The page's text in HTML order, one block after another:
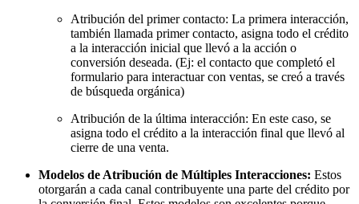
Atribución del primer contacto: La primera interacción,
también llamada primer contacto, asigna todo el crédito
a la interacción inicial que llevó a la acción o
conversión deseada. (Ej: el contacto que completó el
formulario para interactuar con ventas, se creó a través
de búsqueda orgánica)
Atribución de la última interacción: En este caso, se
asigna todo el crédito a la interacción final que llevó al
cierre de una venta.
Modelos de Atribución de Múltiples Interacciones: Estos
otorgarán a cada canal contribuyente una parte del crédito por